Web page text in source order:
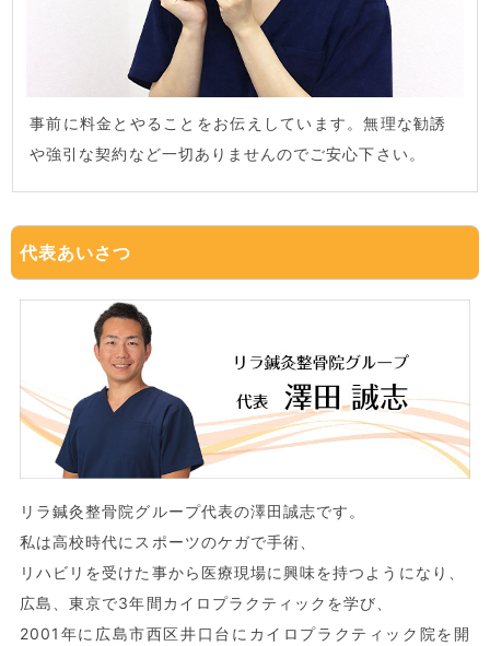
事前に料金とやることをお伝えしています。無理な勧誘
や強引な契約など一切ありませんのでご安心下さい。
代表あいさつ
リラ鍼灸整骨院グループ代表の澤田誠志です。
私は高校時代にスポーツのケガで手術、
リハビリを受けた事から医療現場に興味を持つようになり、
広島、東京で3年間カイロプラクティックを学び、
2001年に広島市西区井口台にカイロプラクティック院を開